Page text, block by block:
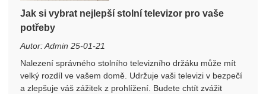
Jak si vybrat nejlepší stolní televizor pro vaše
potřeby
Autor: Admin 25-01-21
Nalezení správného stolního televizního držáku může mít
velký rozdíl ve vašem domě. Udržuje vaši televizi v bezpečí
a zlepšuje váš zážitek z prohlížení. Budete chtít zvážit